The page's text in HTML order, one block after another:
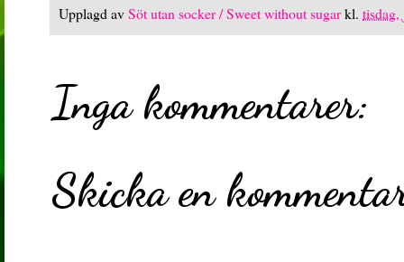
Upplagd avSöt utan socker / Sweet without sugarkl.
Inga kommentarer:
Skicka en